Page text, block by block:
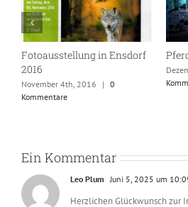
Fotoausstellung in Ensdorf
2016
November 4th, 2016 | 0
Kommentare
Ein Kommentar
Leo Plum Juni 5, 2025 um
Herzlichen Glückwunsch zur